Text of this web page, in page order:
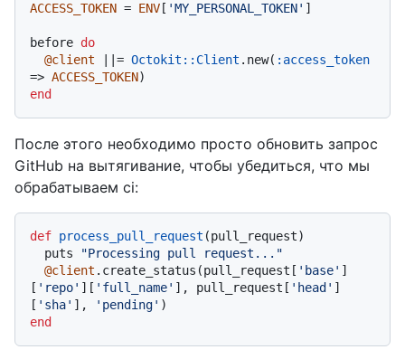
ACCESS_TOKEN = ENV [ 'MY_PERSONAL_TOKEN' ]
before do
@client
|= Octokit::Client .new( :access_token
=> ACCESS_TOKEN
end
После этого необходимо просто обновить запрос
GitHub на вытягивание, чтобы убедиться, что мы
обрабатываем ci:
def process_pull_request (pull_request)
  puts
"Processing pull request..."
@client .create_status(pull_request[ 'base' ]
[ 'repo' ][ 'full_name' ], pull_request[ 'head' ]
[ 'sha' ], 'pending'
end